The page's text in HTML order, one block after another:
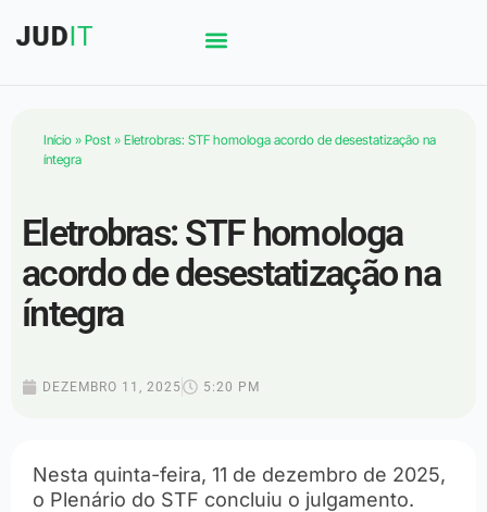
Início » Post » Eletrobras: STF homologa acordo de desestatização na
íntegra
Eletrobras: STF homologa
acordo de desestatização na
íntegra
DEZEMBRO 11, 2025 5:20 PM
Nesta quinta-feira, 11 de dezembro de 2025,
o Plenário do STF concluiu o julgamento.